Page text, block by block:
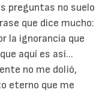
preguntas no suelo
que dice mucho:
la ignorancia que
aquí es así...
no me dolió,
eterno que me